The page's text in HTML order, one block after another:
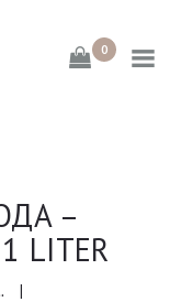
0
–
LITER